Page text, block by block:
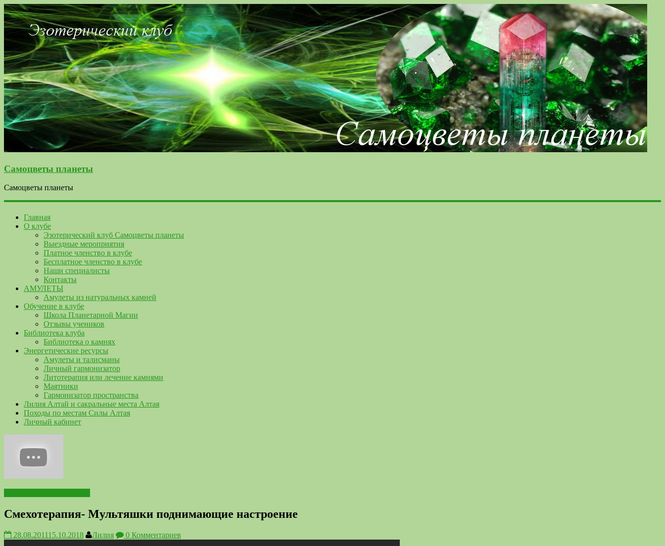
Самоцветы планеты
Самоцветы планеты
Главная
О клубе
Эзотерический клуб Самоцветы планеты
Выездные мероприятия
Платное членство в клубе
Бесплатное членство в клубе
Наши специалисты
Контакты
АМУЛЕТЫ
Амулеты из натуральных камней
Обучение в клубе
Школа Планетарной Магии
Отзывы учеников
Библиотека клуба
Библиотека о камнях
Энергетические ресурсы
Амулеты и талисманы
Личный гармонизатор
Литотерапия или лечение камнями
Маятники
Гармонизатор пространства
Лилия Алтай и сакральные места Алтая
Походы по местам Силы Алтая
Личный кабинет
Смехотерапия- Мультяшки поднимающие настроение
28.08.201115.10.2018 Лилия 0 Комментариев